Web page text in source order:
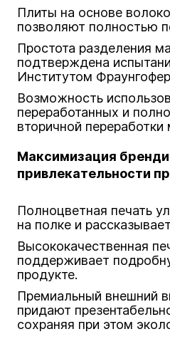
Плиты на основе
позволяют полностью
Простота разделения
подтверждена
Институтом
Возможность
переработанных и
вторичной переработки
Максимизация
привлекательности
Полноцветная печать
на полке и
Высококачественная
поддерживает
продукте.
Премиальный внешний
придают
сохраняя при этом